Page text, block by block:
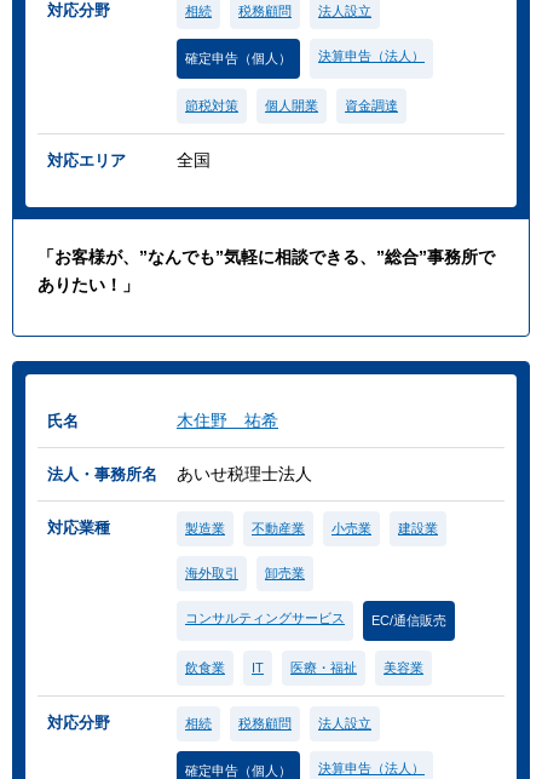
対応分野 相続 税務顧問 法人設立
確定申告（個人） 決算申告（法人）
節税対策 個人開業 資金調達
対応エリア 全国
「お客様が、”なんでも”気軽に相談できる、”総合”事務所で
ありたい！」
氏名 木住野 祐希
法人・事務所名 あいせ税理士法人
対応業種 製造業 不動産業 小売業 建設業
海外取引 卸売業
コンサルティングサービス EC/通信販売
飲食業 IT 医療・福祉 美容業
対応分野 相続 税務顧問 法人設立
確定申告（個人） 決算申告（法人）